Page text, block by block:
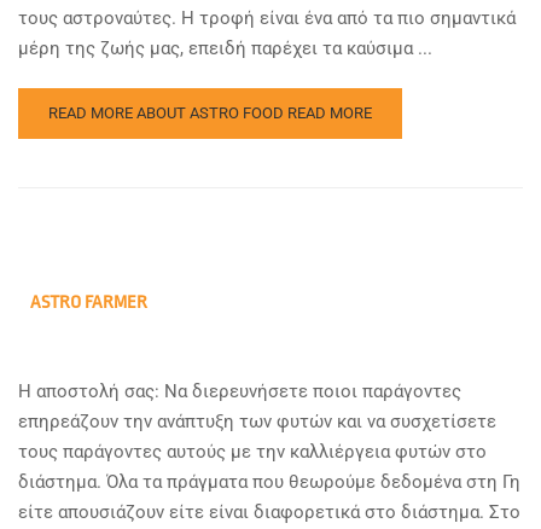
τους αστροναύτες. Η τροφή είναι ένα από τα πιο σημαντικά
μέρη της ζωής μας, επειδή παρέχει τα καύσιμα ...
READ MORE ABOUT ASTRO FOOD READ MORE
ASTRO FARMER
Η αποστολή σας: Να διερευνήσετε ποιοι παράγοντες
επηρεάζουν την ανάπτυξη των φυτών και να συσχετίσετε
τους παράγοντες αυτούς με την καλλιέργεια φυτών στο
διάστημα. Όλα τα πράγματα που θεωρούμε δεδομένα στη Γη
είτε απουσιάζουν είτε είναι διαφορετικά στο διάστημα. Στο